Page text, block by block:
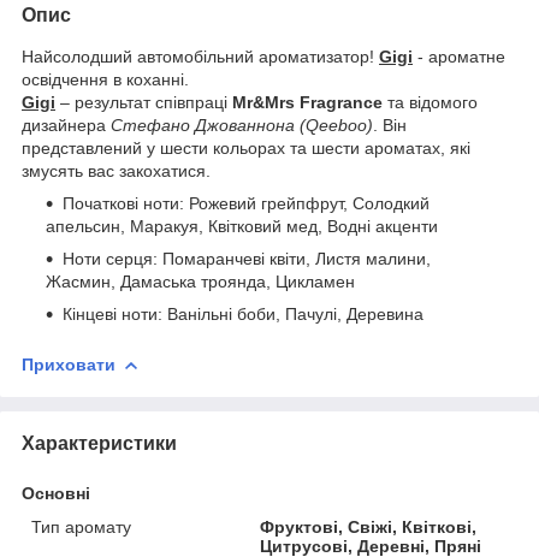
Опис
Найсолодший автомобільний ароматизатор! Gigi - ароматне
освідчення в коханні.
Gigi – результат співпраці Mr&Mrs Fragrance та відомого
дизайнера Стефано Джованнона (Qeeboo) . Він
представлений у шести кольорах та шести ароматах, які
змусять вас закохатися.
Початкові ноти: Рожевий грейпфрут, Солодкий
апельсин, Маракуя, Квітковий мед, Водні акценти
Ноти серця: Помаранчеві квіти, Листя малини,
Жасмин, Дамаська троянда, Цикламен
Кінцеві ноти: Ванільні боби, Пачулі, Деревина
Приховати
Характеристики
Основні
Тип аромату
Фруктові, Свіжі, Квіткові,
Цитрусові, Деревні, Пряні